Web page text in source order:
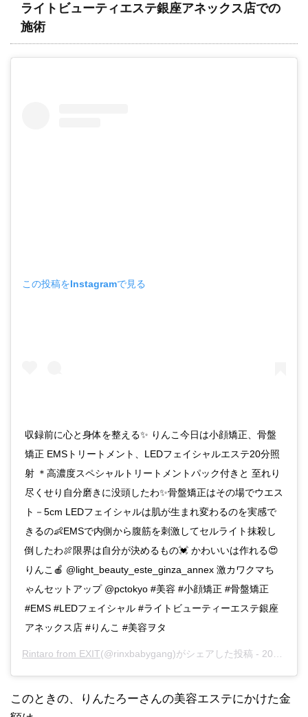
ライトビューティエステ銀座アネックス店での
施術
この投稿をInstagramで見る
収録前に心と身体を整える✨ りんこ今日は小顔矯正、骨盤
矯正 EMSトリートメント、LEDフェイシャルエステ20分照
射 ＊高濃度スペシャルトリートメントパック付きと 至れり
尽くせり自分磨きに没頭したわ✨骨盤矯正はその場でウエス
ト－5cm LEDフェイシャルは肌が生まれ変わるのを実感で
きるの👶EMSで内側から腹筋を刺激してセルライト抹殺し
倒したわ🍖限界は自分が決めるもの💓 かわいいは作れる😍
りんこ🍎 @light_beauty_este_ginza_annex 激カワクマち
ゃんセットアップ @pctokyo #美容 #小顔矯正 #骨盤矯正
#EMS #LEDフェイシャル #ライトビューティーエステ銀座
アネックス店 #りんこ #美容ヲタ
Rintaro from EXIT(@rinxbabygang)がシェアした投稿 - 2019年10月月2日午前1時23分PDT
このときの、りんたろーさんの美容エステにかけた金